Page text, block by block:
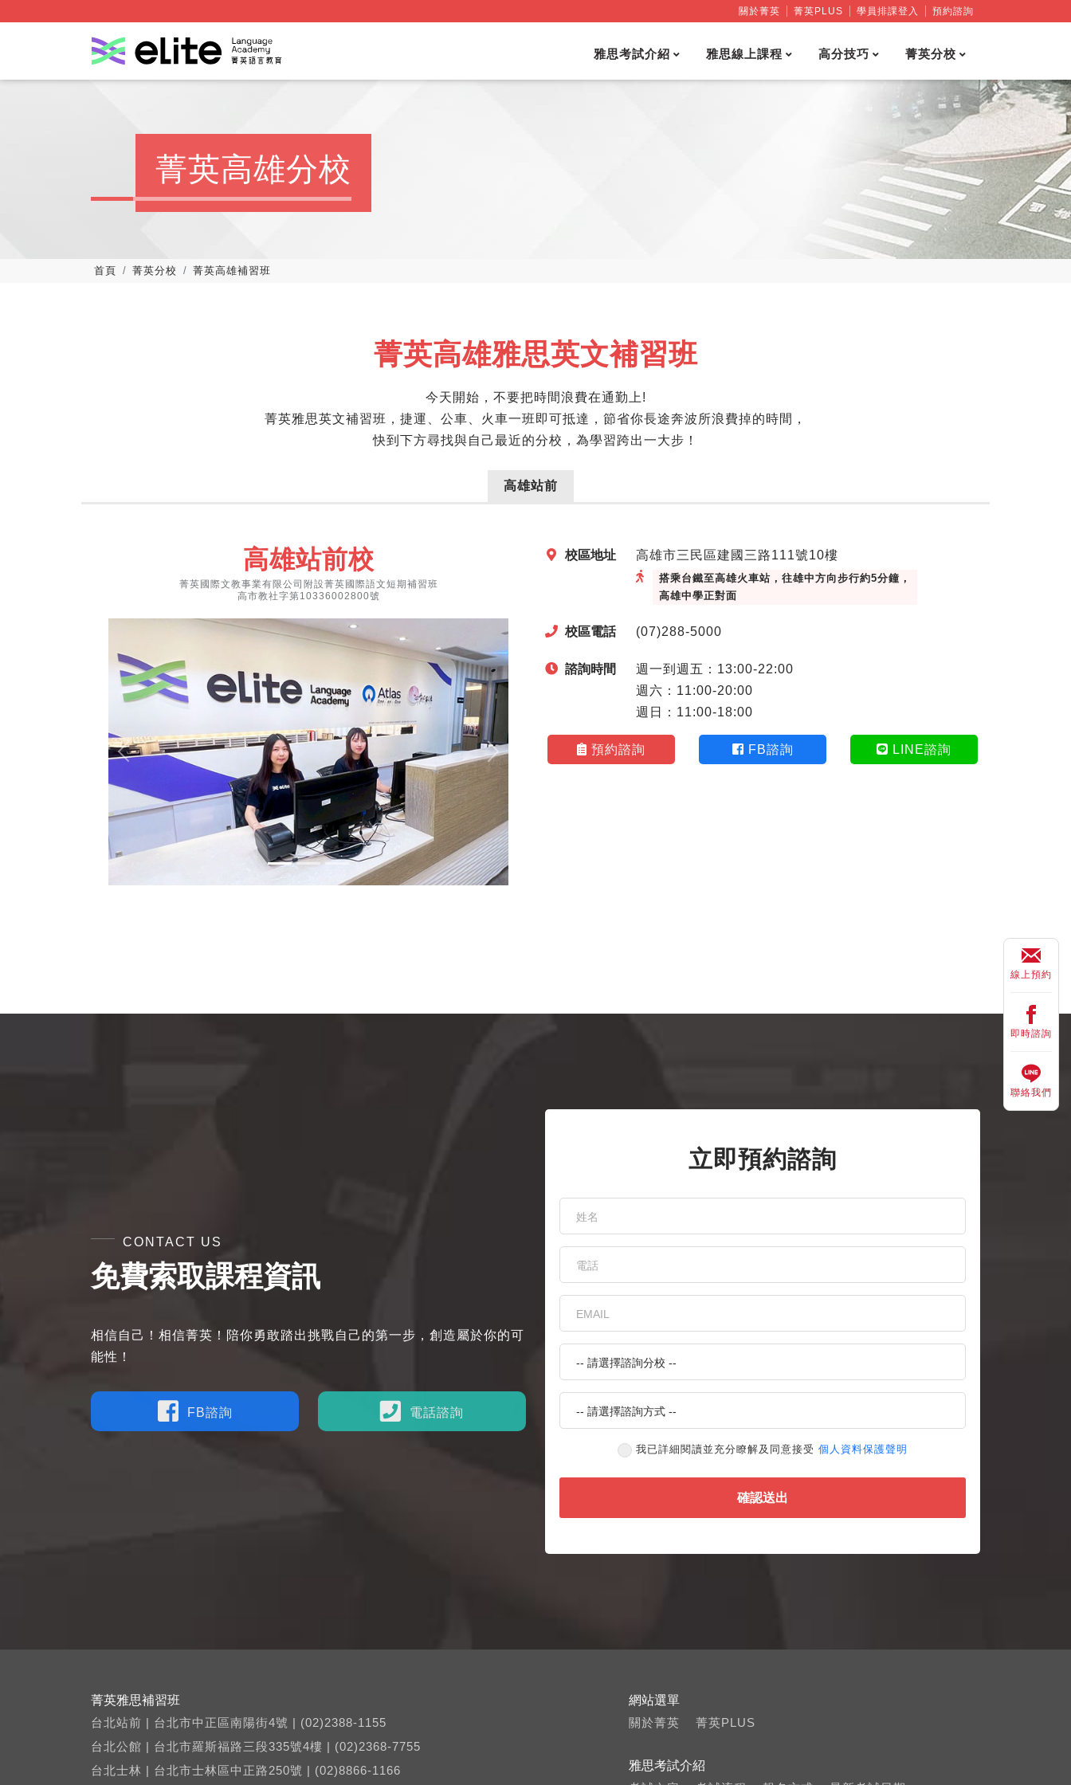
關於菁英 菁英PLUS 學員排課登入 預約諮詢
雅思考試介紹 雅思線上課程 高分技巧 菁英分校
菁英高雄分校
首頁 菁英分校 菁英高雄補習班
菁英高雄雅思英文補習班
今天開始，不要把時間浪費在通勤上!
菁英雅思英文補習班，捷運、公車、火車一班即可抵達，節省你長途奔波所浪費掉的時間，
快到下方尋找與自己最近的分校，為學習跨出一大步！
高雄站前
高雄站前校
菁英國際文教事業有限公司附設菁英國際語文短期補習班
高市教社字第10336002800號
Previous Next
校區地址 高雄市三民區建國三路111號10樓
搭乘台鐵至高雄火車站，往雄中方向步行約5分鐘，
高雄中學正對面
校區電話 (07)288-5000
諮詢時間
週一到週五：13:00-22:00
週六：11:00-20:00
週日：11:00-18:00
預約諮詢 FB諮詢 LINE諮詢
CONTACT US
免費索取課程資訊
相信自己！相信菁英！陪你勇敢踏出挑戰自己的第一步，創造屬於你的可
能性！
FB諮詢 電話諮詢
立即預約諮詢
我已詳細閱讀並充分瞭解及同意接受 個人資料保護聲明
確認送出
菁英雅思補習班
台北站前 | 台北市中正區南陽街4號 | (02)2388-1155
台北公館 | 台北市羅斯福路三段335號4樓 | (02)2368-7755
台北士林 | 台北市士林區中正路250號 | (02)8866-1166
網站選單
關於菁英
菁英PLUS
雅思考試介紹
線上預約
即時諮詢
聯絡我們